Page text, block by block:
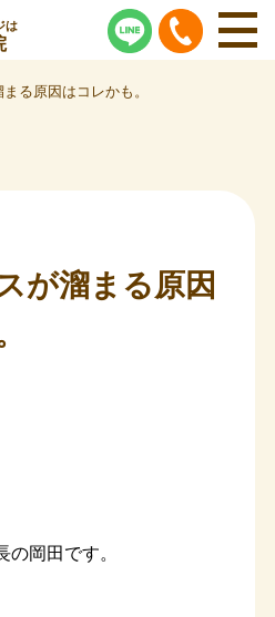
は
る原因はコレかも。
が溜まる原因
岡田です。